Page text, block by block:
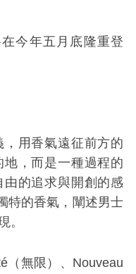
今年五月底隆重登
用香氣遠征前方的
，而是一種過程的
的追求與開創的感
特的香氣，闡述男士
。
é（無限）
、Nouveau